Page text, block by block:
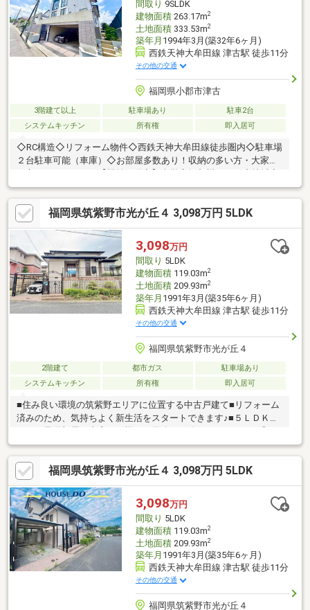
間取り 9SLDK
建物面積263.17m2
土地面積333.53m2
築年月 1994年3月(築32年6ヶ月)
西鉄天神大牟田線 津古駅 徒歩11分
その他の交通
福岡県小郡市津古
3階建て以上 駐車場あり
駐車2台
システムキッチン
所有権 即入居可
◇RC構造◇リフォーム物件◇西鉄天神大牟田線徒歩圏内◇駐車場
２台駐車可能（車庫）◇お部屋多数あり！収納の多い方・大家族
着型不動産◇皆様のおかげで今年で31周年。近隣店舗でのご対
応、ご相談可能でございます(^^♪また、他社様の物件もご紹介可
能でございます！お気軽にお問い合わせ下さいませ。
福岡県筑紫野市光が丘４ 3,098万円 5LDK
3,098万円
間取り 5LDK
建物面積119.03m2
土地面積209.93m2
築年月 1991年3月(築35年6ヶ月)
西鉄天神大牟田線 津古駅 徒歩11分
その他の交通
福岡県筑紫野市光が丘４
2階建て 都市ガス
駐車場あり
システムキッチン
所有権 即入居可
■住み良い環境の筑紫野エリアに位置する中古戸建て■リフォーム
済みのため、気持ちよく新生活をスタートできます♪■５ＬＤＫな
ので、子供部屋や書斎など様々な用途でお使いいただけます◎■
南西向きの庭が完備しており、お子様の外遊びや家庭菜園などい
かかでしょうか■カーポート付きの駐車場は急な雨風を凌げて安
心です◎＊＊＊＊＊＊＊＊物件選びや住宅ローンのこと、不動産
購入のなんでもココハウスにお気軽にご相談ください！お客様の
マイホーム探しをスタートからゴールまでお手伝いします
福岡県筑紫野市光が丘４ 3,098万円 5LDK
3,098万円
間取り 5LDK
建物面積119.03m2
土地面積209.93m2
築年月 1991年3月(築35年6ヶ月)
西鉄天神大牟田線 津古駅 徒歩11分
その他の交通
福岡県筑紫野市光が丘４